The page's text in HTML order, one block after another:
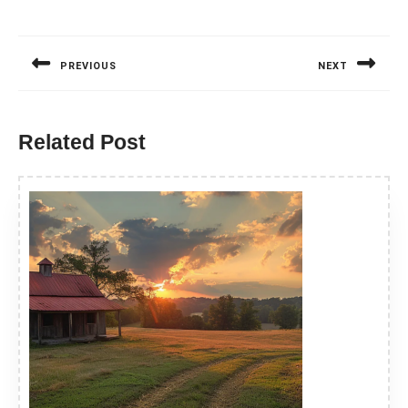
PREVIOUS NEXT
Related Post